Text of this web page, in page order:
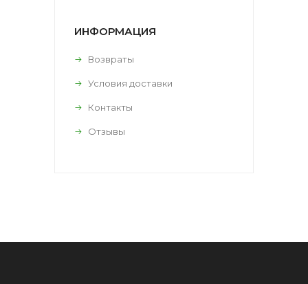
ИНФОРМАЦИЯ
Возвраты
Условия доставки
Контакты
Отзывы